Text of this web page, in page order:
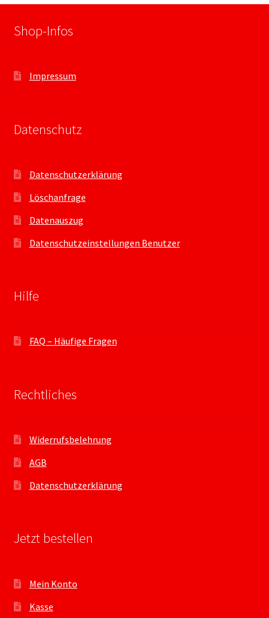
Shop-Infos
Impressum
Datenschutz
Datenschutzerklärung
Löschanfrage
Datenauszug
Datenschutzeinstellungen Benutzer
Hilfe
FAQ – Häufige Fragen
Rechtliches
Widerrufsbelehrung
AGB
Datenschutzerklärung
Jetzt bestellen
Mein Konto
Kasse